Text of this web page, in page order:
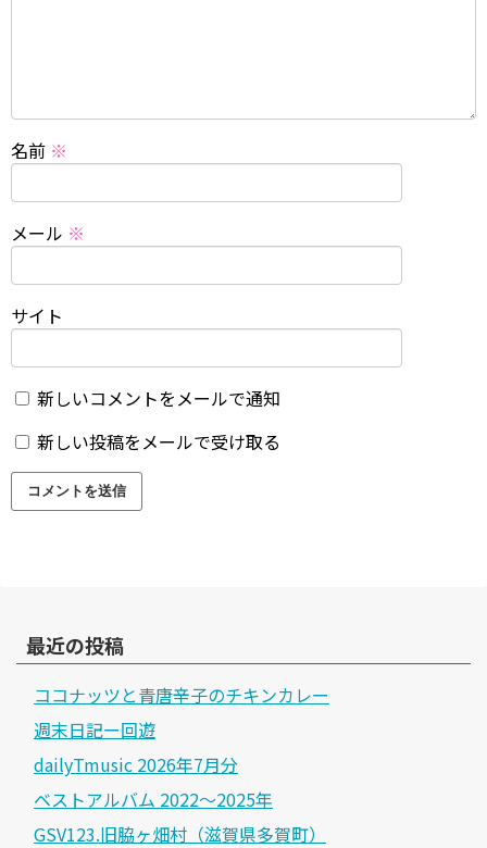
名前 ※
メール ※
サイト
新しいコメントをメールで通知
新しい投稿をメールで受け取る
最近の投稿
ココナッツと青唐辛子のチキンカレー
週末日記ー回遊
dailyTmusic 2026年7月分
ベストアルバム 2022～2025年
GSV123.旧脇ヶ畑村（滋賀県多賀町）